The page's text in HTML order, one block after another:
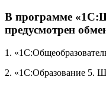
В программе
предусмотрен
1.
2. «1С:Образование 5.